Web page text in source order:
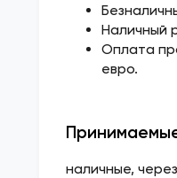
Наличный
Оплата
евро.
наличные,